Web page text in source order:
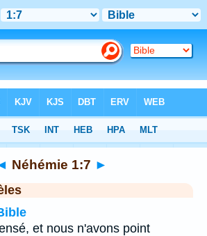
Néhémie 1:7 ►
et nous n'avons point